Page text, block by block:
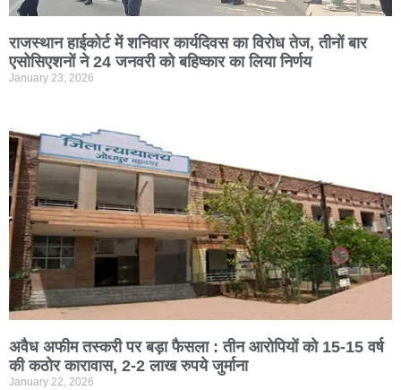
राजस्थान हाईकोर्ट में शनिवार कार्यदिवस का विरोध तेज, तीनों बार
एसोसिएशनों ने 24 जनवरी को बहिष्कार का लिया निर्णय
January 23, 2026
अवैध अफीम तस्करी पर बड़ा फैसला : तीन आरोपियों को 15-15 वर्ष
की कठोर कारावास, 2-2 लाख रुपये जुर्माना
January 22, 2026